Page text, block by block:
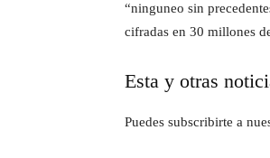
“ninguneo sin
cifradas en 30 millones
Esta y otras
Puedes subscribirte a